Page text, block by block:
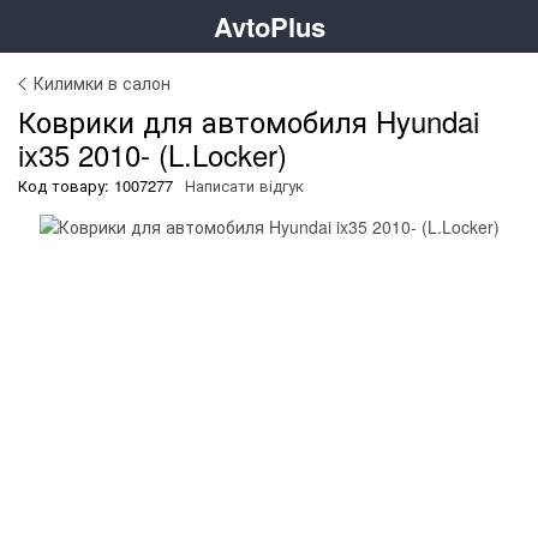
AvtoPlus
Килимки в салон
Коврики для автомобиля Hyundai
ix35 2010- (L.Locker)
Код товару: 1007277 Написати відгук